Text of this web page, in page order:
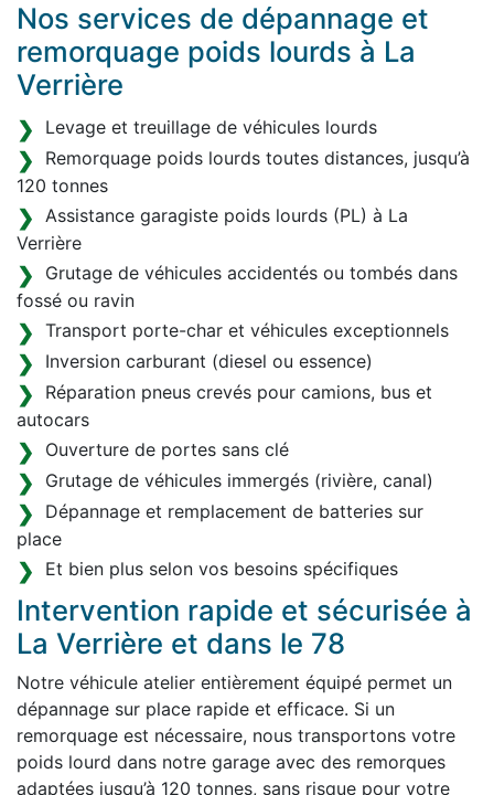
Nos services de dépannage et
remorquage poids lourds à La
Verrière
Levage et treuillage de véhicules lourds
Remorquage poids lourds toutes distances, jusqu’à
120 tonnes
Assistance garagiste poids lourds (PL) à La
Verrière
Grutage de véhicules accidentés ou tombés dans
fossé ou ravin
Transport porte-char et véhicules exceptionnels
Inversion carburant (diesel ou essence)
Réparation pneus crevés pour camions, bus et
autocars
Ouverture de portes sans clé
Grutage de véhicules immergés (rivière, canal)
Dépannage et remplacement de batteries sur
place
Et bien plus selon vos besoins spécifiques
Intervention rapide et sécurisée à
La Verrière et dans le 78
Notre véhicule atelier entièrement équipé permet un
dépannage sur place rapide et efficace. Si un
remorquage est nécessaire, nous transportons votre
poids lourd dans notre garage avec des remorques
adaptées jusqu’à 120 tonnes, sans risque pour votre